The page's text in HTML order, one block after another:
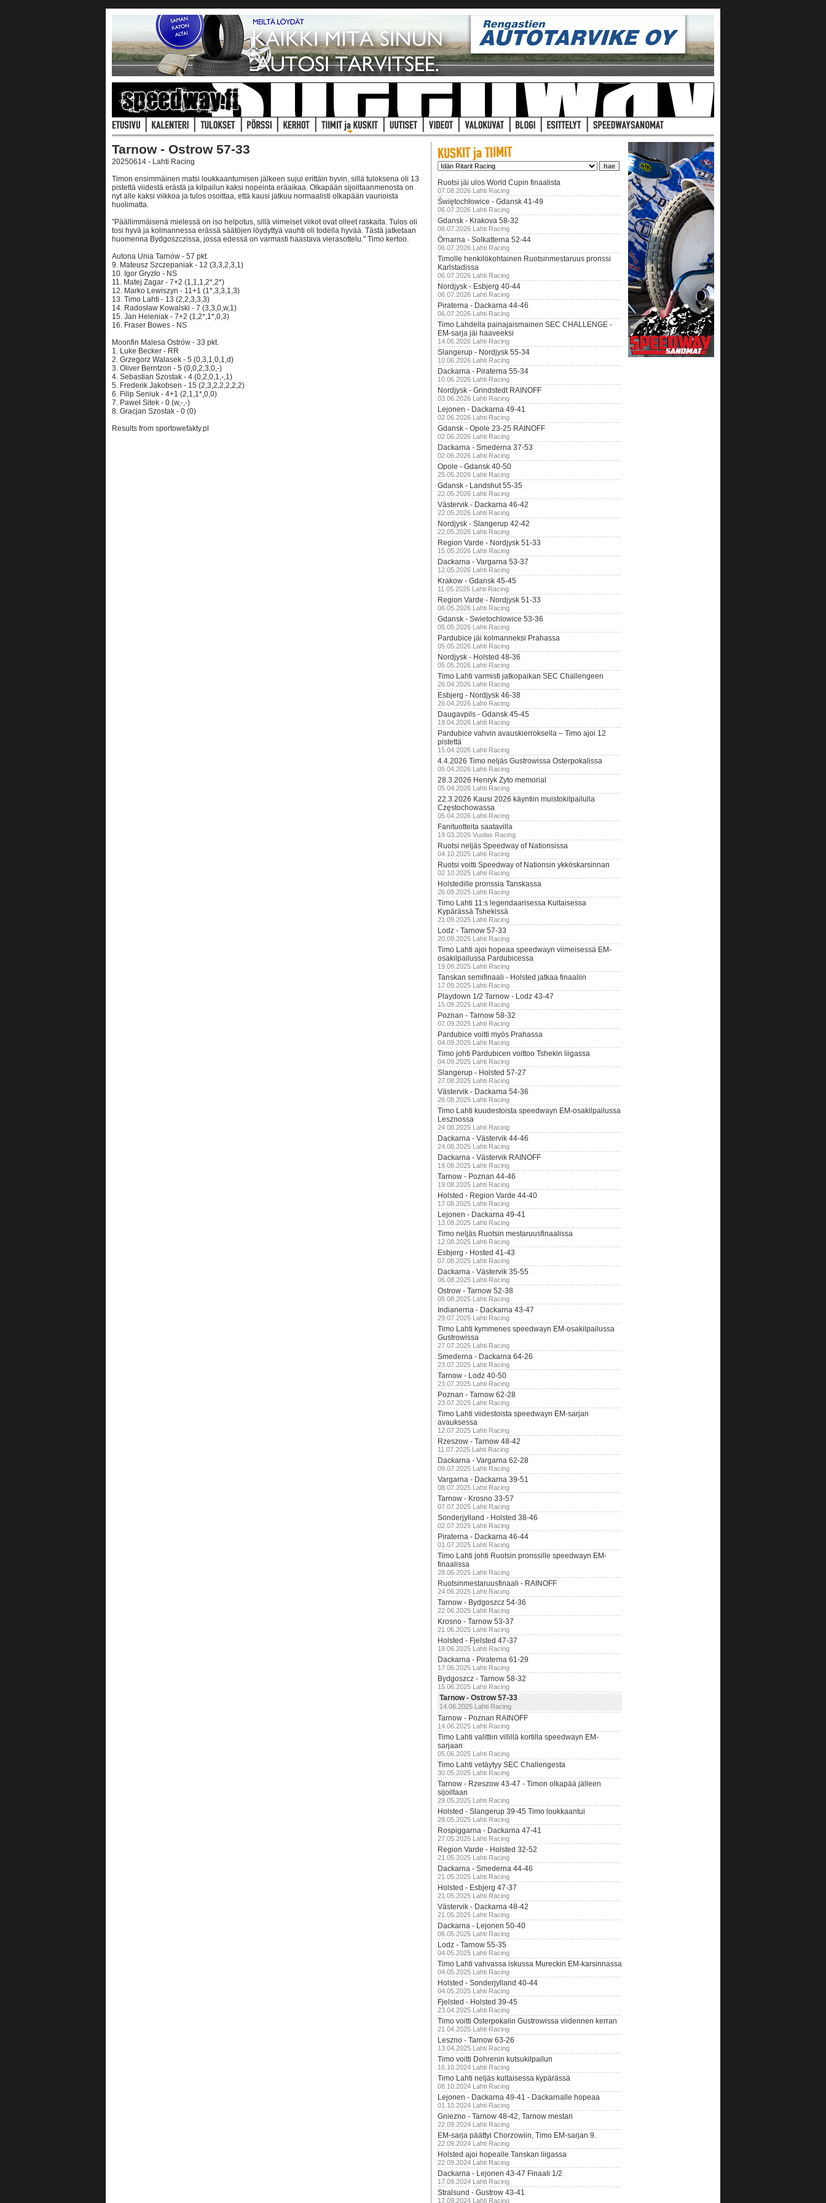
Tarnow - Ostrow 57-33
20250614 - Lahti Racing
Timon ensimmäinen matsi loukkaantumisen jälkeen sujui erittäin hyvin, sillä tuloksena oli 13
pistettä viidestä erästä ja kilpailun kaksi nopeinta eräaikaa. Olkapään sijoiltaanmenosta on
nyt alle kaksi viikkoa ja tulos osoittaa, että kausi jatkuu normaalisti olkapään vaurioista
huolimatta.
"Päällimmäisenä mielessä on iso helpotus, sillä viimeiset viikot ovat olleet raskaita. Tulos oli
tosi hyvä ja kolmannessa erässä säätöjen löydyttyä vauhti oli todella hyvää. Tästä jatketaan
huomenna Bydgoszczissa, jossa edessä on varmasti haastava vierasottelu." Timo kertoo.
Autona Unia Tarnów - 57 pkt.
9. Mateusz Szczepaniak - 12 (3,3,2,3,1)
10. Igor Gryzło - NS
11. Matej Zagar - 7+2 (1,1,1,2*,2*)
12. Marko Lewiszyn - 11+1 (1*,3,3,1,3)
13. Timo Lahti - 13 (2,2,3,3,3)
14. Radosław Kowalski - 7 (3,3,0,w,1)
15. Jan Heleniak - 7+2 (1,2*,1*,0,3)
16. Fraser Bowes - NS
Moonfin Malesa Ostrów - 33 pkt.
1. Luke Becker - RR
2. Grzegorz Walasek - 5 (0,3,1,0,1,d)
3. Oliver Berntzon - 5 (0,0,2,3,0,-)
4. Sebastian Szostak - 4 (0,2,0,1,-,1)
5. Frederik Jakobsen - 15 (2,3,2,2,2,2,2)
6. Filip Seniuk - 4+1 (2,1,1*,0,0)
7. Paweł Sitek - 0 (w,-,-)
8. Gracjan Szostak - 0 (0)
Results from sportowefakty.pl
Ruotsi jäi ulos World Cupin finaalista
07.08.2026 Lahti Racing
Świętochłowice - Gdansk 41-49
06.07.2026 Lahti Racing
Gdansk - Krakova 58-32
06.07.2026 Lahti Racing
Örnarna - Solkatterna 52-44
06.07.2026 Lahti Racing
Timolle henkilökohtainen Ruotsinmestaruus pronssi
Karlstadissa
06.07.2026 Lahti Racing
Nordjysk - Esbjerg 40-44
06.07.2026 Lahti Racing
Piraterna - Dackarna 44-46
06.07.2026 Lahti Racing
Timo Lahdella painajaismainen SEC CHALLENGE -
EM-sarja jäi haaveeksi
14.06.2026 Lahti Racing
Slangerup - Nordjysk 55-34
10.06.2026 Lahti Racing
Dackarna - Piraterna 55-34
10.06.2026 Lahti Racing
Nordjysk - Grindstedt RAINOFF
03.06.2026 Lahti Racing
Lejonen - Dackarna 49-41
02.06.2026 Lahti Racing
Gdansk - Opole 23-25 RAINOFF
02.06.2026 Lahti Racing
Dackarna - Smederna 37-53
02.06.2026 Lahti Racing
Opole - Gdansk 40-50
25.05.2026 Lahti Racing
Gdansk - Landshut 55-35
22.05.2026 Lahti Racing
Västervik - Dackarna 46-42
22.05.2026 Lahti Racing
Nordjysk - Slangerup 42-42
22.05.2026 Lahti Racing
Region Varde - Nordjysk 51-33
15.05.2026 Lahti Racing
Dackarna - Vargarna 53-37
12.05.2026 Lahti Racing
Krakow - Gdansk 45-45
11.05.2026 Lahti Racing
Region Varde - Nordjysk 51-33
06.05.2026 Lahti Racing
Gdansk - Swietochlowice 53-36
05.05.2026 Lahti Racing
Pardubice jäi kolmanneksi Prahassa
05.05.2026 Lahti Racing
Nordjysk - Holsted 48-36
05.05.2026 Lahti Racing
Timo Lahti varmisti jatkopaikan SEC Challengeen
26.04.2026 Lahti Racing
Esbjerg - Nordjysk 46-38
26.04.2026 Lahti Racing
Daugavpils - Gdansk 45-45
19.04.2026 Lahti Racing
Pardubice vahvin avauskierroksella – Timo ajoi 12
pistettä
15.04.2026 Lahti Racing
4.4.2026 Timo neljäs Gustrowissa Osterpokalissa
05.04.2026 Lahti Racing
28.3.2026 Henryk Zyto memorial
05.04.2026 Lahti Racing
22.3.2026 Kausi 2026 käyntiin muistokilpailulla
Częstochowassa
05.04.2026 Lahti Racing
Fanituotteita saatavilla
19.03.2026 Vuolas Racing
Ruotsi neljäs Speedway of Nationsissa
04.10.2025 Lahti Racing
Ruotsi voitti Speedway of Nationsin ykköskarsinnan
02.10.2025 Lahti Racing
Holstedille pronssia Tanskassa
26.09.2025 Lahti Racing
Timo Lahti 11:s legendaarisessa Kultaisessa
Kypärässä Tshekissä
21.09.2025 Lahti Racing
Lodz - Tarnow 57-33
20.09.2025 Lahti Racing
Timo Lahti ajoi hopeaa speedwayn viimeisessä EM-
osakilpailussa Pardubicessa
19.09.2025 Lahti Racing
Tanskan semifinaali - Holsted jatkaa finaaliin
17.09.2025 Lahti Racing
Playdown 1/2 Tarnow - Lodz 43-47
15.09.2025 Lahti Racing
Poznan - Tarnow 58-32
07.09.2025 Lahti Racing
Pardubice voitti myös Prahassa
04.09.2025 Lahti Racing
Timo johti Pardubicen voittoo Tshekin liigassa
04.09.2025 Lahti Racing
Slangerup - Holsted 57-27
27.08.2025 Lahti Racing
Västervik - Dackarna 54-36
26.08.2025 Lahti Racing
Timo Lahti kuudestoista speedwayn EM-osakilpailussa
Lesznossa
24.08.2025 Lahti Racing
Dackarna - Västervik 44-46
24.08.2025 Lahti Racing
Dackarna - Västervik RAINOFF
19.08.2025 Lahti Racing
Tarnow - Poznan 44-46
19.08.2025 Lahti Racing
Holsted - Region Varde 44-40
17.08.2025 Lahti Racing
Lejonen - Dackarna 49-41
13.08.2025 Lahti Racing
Timo neljäs Ruotsin mestaruusfinaalissa
12.08.2025 Lahti Racing
Esbjerg - Hosted 41-43
07.08.2025 Lahti Racing
Dackarna - Västervik 35-55
06.08.2025 Lahti Racing
Ostrow - Tarnow 52-38
05.08.2025 Lahti Racing
Indianerna - Dackarna 43-47
29.07.2025 Lahti Racing
Timo Lahti kymmenes speedwayn EM-osakilpailussa
Gustrowissa
27.07.2025 Lahti Racing
Smederna - Dackarna 64-26
23.07.2025 Lahti Racing
Tarnow - Lodz 40-50
23.07.2025 Lahti Racing
Poznan - Tarnow 62-28
23.07.2025 Lahti Racing
Timo Lahti viidestoista speedwayn EM-sarjan
avauksessa
12.07.2025 Lahti Racing
Rzeszow - Tarnow 48-42
11.07.2025 Lahti Racing
Dackarna - Vargarna 62-28
09.07.2025 Lahti Racing
Vargarna - Dackarna 39-51
08.07.2025 Lahti Racing
Tarnow - Krosno 33-57
07.07.2025 Lahti Racing
Sonderjylland - Holsted 38-46
02.07.2025 Lahti Racing
Piraterna - Dackarna 46-44
01.07.2025 Lahti Racing
Timo Lahti johti Ruotsin pronssille speedwayn EM-
finaalissa
28.06.2025 Lahti Racing
Ruotsinmestaruusfinaali - RAINOFF
24.06.2025 Lahti Racing
Tarnow - Bydgoszcz 54-36
22.06.2025 Lahti Racing
Krosno - Tarnow 53-37
21.06.2025 Lahti Racing
Holsted - Fjelsted 47-37
18.06.2025 Lahti Racing
Dackarna - Piraterna 61-29
17.06.2025 Lahti Racing
Bydgoszcz - Tarnow 58-32
15.06.2025 Lahti Racing
Tarnow - Ostrow 57-33
14.06.2025 Lahti Racing
Tarnow - Poznan RAINOFF
14.06.2025 Lahti Racing
Timo Lahti valittiin villillä kortilla speedwayn EM-
sarjaan
05.06.2025 Lahti Racing
Timo Lahti vetäytyy SEC Challengesta
30.05.2025 Lahti Racing
Tarnow - Rzeszow 43-47 - Timon olkapää jälleen
sijoiltaan
29.05.2025 Lahti Racing
Holsted - Slangerup 39-45 Timo loukkaantui
28.05.2025 Lahti Racing
Rospiggarna - Dackarna 47-41
27.05.2025 Lahti Racing
Region Varde - Holsted 32-52
21.05.2025 Lahti Racing
Dackarna - Smederna 44-46
21.05.2025 Lahti Racing
Holsted - Esbjerg 47-37
21.05.2025 Lahti Racing
Västervik - Dackarna 48-42
21.05.2025 Lahti Racing
Dackarna - Lejonen 50-40
06.05.2025 Lahti Racing
Lodz - Tarnow 55-35
04.05.2025 Lahti Racing
Timo Lahti vahvassa iskussa Mureckin EM-karsinnassa
04.05.2025 Lahti Racing
Holsted - Sonderjylland 40-44
04.05.2025 Lahti Racing
Fjelsted - Holsted 39-45
23.04.2025 Lahti Racing
Timo voitti Osterpokalin Gustrowissa viidennen kerran
21.04.2025 Lahti Racing
Leszno - Tarnow 63-26
13.04.2025 Lahti Racing
Timo voitti Dohrenin kutsukilpailun
16.10.2024 Lahti Racing
Timo Lahti neljäs kultaisessa kypärässä
08.10.2024 Lahti Racing
Lejonen - Dackarna 49-41 - Dackarnalle hopeaa
01.10.2024 Lahti Racing
Gniezno - Tarnow 48-42, Tarnow mestari
22.09.2024 Lahti Racing
EM-sarja päättyi Chorzowiin, Timo EM-sarjan 9.
22.09.2024 Lahti Racing
Holsted ajoi hopealle Tanskan liigassa
22.09.2024 Lahti Racing
Dackarna - Lejonen 43-47 Finaali 1/2
17.09.2024 Lahti Racing
Stralsund - Gustrow 43-41
17.09.2024 Lahti Racing